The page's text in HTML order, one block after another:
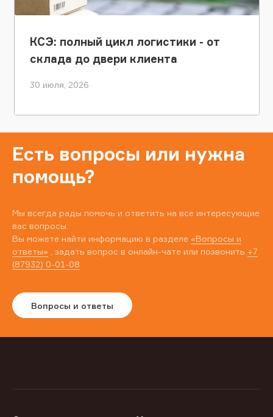
КСЭ: полный цикл логистики - от
склада до двери клиента
30 июля, 2026
Есть вопросы или нужна
помощь?
Мы всегда рады помочь и ответить на все интересующие
вас вопросы.
Вы можете найти информацию в разделе «Вопросы и
ответы» , задать вопрос в онлайн-чате или позвонить +7
(87932) 0-01-08
Вопросы и ответы